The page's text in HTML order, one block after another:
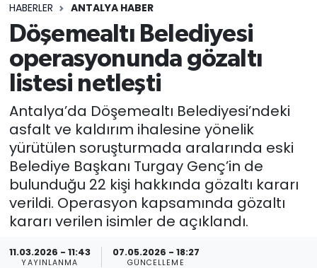
HABERLER ANTALYA HABER
Döşemealtı Belediyesi
operasyonunda gözaltı
listesi netleşti
Antalya’da Döşemealtı Belediyesi’ndeki
asfalt ve kaldırım ihalesine yönelik
yürütülen soruşturmada aralarında eski
Belediye Başkanı Turgay Genç’in de
bulunduğu 22 kişi hakkında gözaltı kararı
verildi. Operasyon kapsamında gözaltı
kararı verilen isimler de açıklandı.
11.03.2026 - 11:43
YAYINLANMA
07.05.2026 - 18:27
GÜNCELLEME
Video
Eğitim
Kültür-sanat
Sağlık
Spor
Ekonomi
Kültür-sanat
Sağlık
Spor
Teknoloji
Süper Lig Puan Durumu ve Fikstür
Tüm Manşetler
Son Dakika Haberleri
Haber Arşivi